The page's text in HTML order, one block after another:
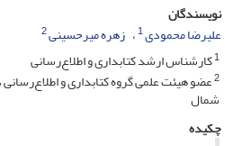
نویسندگان
علیرضا محمودی1 زهره میرحسینی2
1کارشناس ارشد کتابداری و اطلاع‌رسانی
2عضو هیئت علمی گروه کتابداری و اطلاع‌رسانی
شمال
چکیده